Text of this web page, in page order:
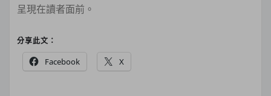
呈現在讀者面前。
分享此文：
Facebook X